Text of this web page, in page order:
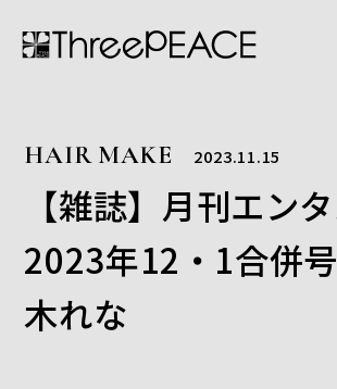
HAIR MAKE 2023.11.15
【雑誌】月刊エン
2023年12・1合併
木れな